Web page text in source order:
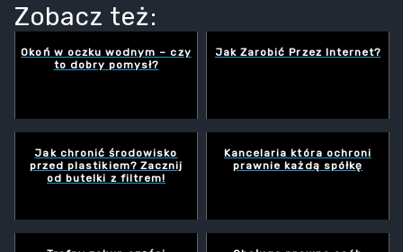
Zobacz też:
Okoń w oczku wodnym – czy
to dobry pomysł?
Jak Zarobić Przez Internet?
Jak chronić środowisko
przed plastikiem? Zacznij
od butelki z filtrem!
Kancelaria która ochroni
prawnie każdą spółkę